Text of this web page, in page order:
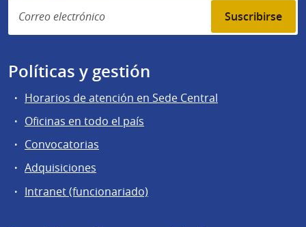
Suscribirse
Políticas y gestión
Horarios de atención en Sede Central
Oficinas en todo el país
Convocatorias
Adquisiciones
Intranet (funcionariado)